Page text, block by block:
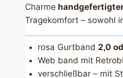
Charme
Tragekomfort – sowohl
rosa Gurtband 2,0
Web band mit
verschließbar – mit